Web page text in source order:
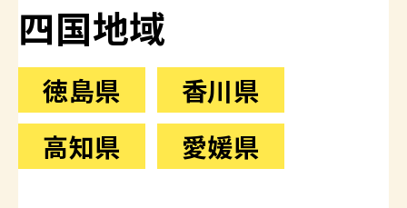
四国地域
徳島県
香川県
高知県
愛媛県